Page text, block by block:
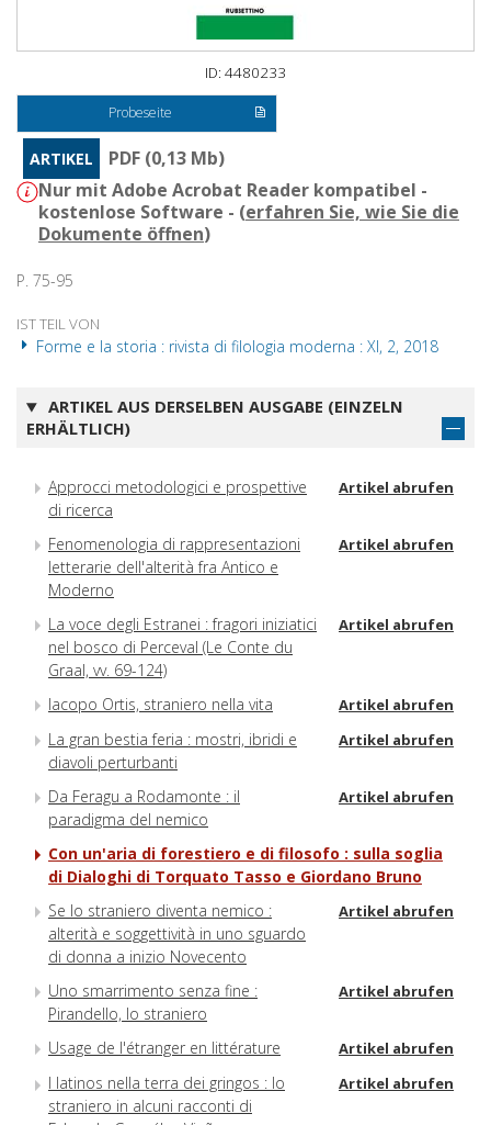
ID: 4480233
Probeseite
ARTIKEL
PDF (0,13 Mb)
Nur mit Adobe Acrobat Reader kompatibel -
kostenlose Software - (erfahren Sie, wie Sie die
Dokumente öffnen)
P. 75-95
IST TEIL VON
Forme e la storia : rivista di filologia moderna : XI, 2, 2018
ARTIKEL AUS DERSELBEN AUSGABE (EINZELN
ERHÄLTLICH)
Approcci metodologici e prospettive
di ricerca
Artikel abrufen
Fenomenologia di rappresentazioni
letterarie dell'alterità fra Antico e
Moderno
Artikel abrufen
La voce degli Estranei : fragori iniziatici
nel bosco di Perceval (Le Conte du
Graal, vv. 69-124)
Artikel abrufen
Iacopo Ortis, straniero nella vita Artikel abrufen
La gran bestia feria : mostri, ibridi e
diavoli perturbanti
Artikel abrufen
Da Feragu a Rodamonte : il
paradigma del nemico
Artikel abrufen
Con un'aria di forestiero e di filosofo : sulla soglia
di Dialoghi di Torquato Tasso e Giordano Bruno
Se lo straniero diventa nemico :
alterità e soggettività in uno sguardo
di donna a inizio Novecento
Artikel abrufen
Uno smarrimento senza fine :
Pirandello, lo straniero
Artikel abrufen
Usage de l'étranger en littérature Artikel abrufen
I latinos nella terra dei gringos : lo
straniero in alcuni racconti di
Artikel abrufen